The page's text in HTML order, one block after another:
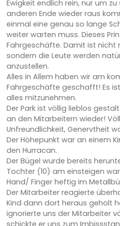
Ewigkeit endlich rein, nur um
anderen Ende wieder raus
einmal eine genau so lange
weiter warten muss. Dieses
Fahrgeschäfte. Damit ist nicht
sondern die Leute werden
anzustellen.
Alles in Allem haben wir am
Fahrgeschäfte geschafft! Es
alles mitzunehmen.
Der Park ist völlig lieblos
an den Mitarbeitern wieder!
Unfreundlichkeit, Genervtheit
Der Höhepunkt war an einem
den Hurracan.
Der Bügel wurde bereits
Tochter (10) am einsteigen
Hand/ Finger heftig im
Der Mitarbeiter reagierte
Kind dann dort heraus geholt
ignorierte uns der Mitarbeiter
schickte er uns zum